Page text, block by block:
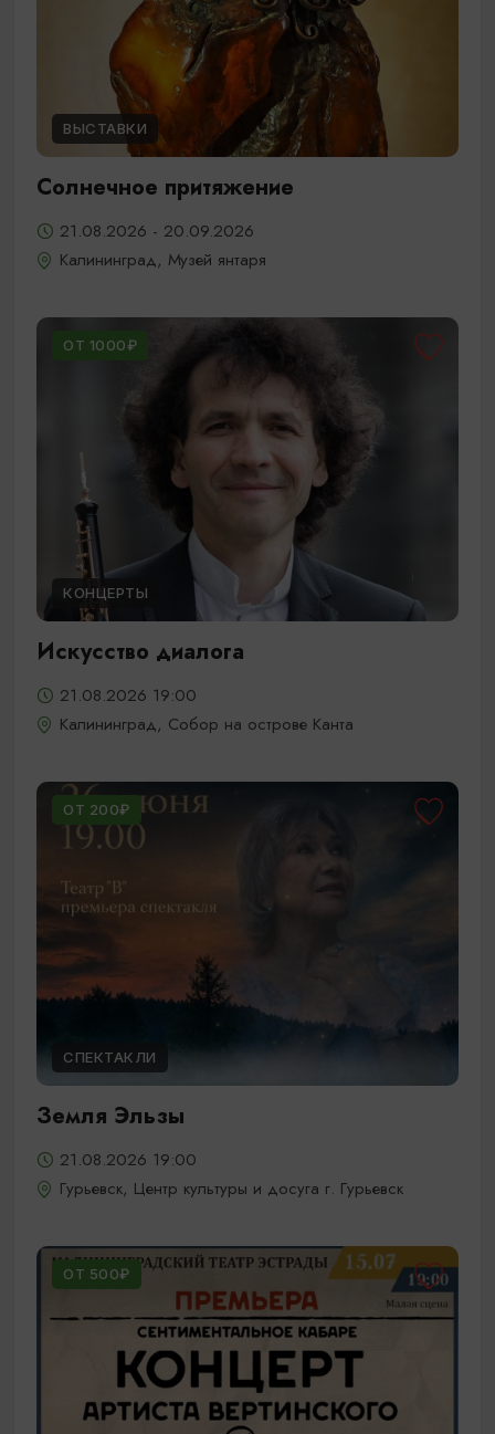
ВЫСТАВКИ
Солнечное притяжение
21.08.2026 - 20.09.2026
Калининград, Музей янтаря
ОТ 1000₽
КОНЦЕРТЫ
Искусство диалога
21.08.2026 19:00
Калининград, Собор на острове Канта
ОТ 200₽
СПЕКТАКЛИ
Земля Эльзы
21.08.2026 19:00
Гурьевск, Центр культуры и досуга г. Гурьевск
ОТ 500₽